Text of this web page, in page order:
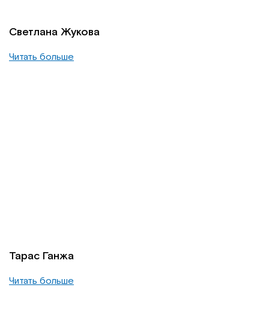
Светлана Жукова
Читать больше
Тарас Ганжа
Читать больше